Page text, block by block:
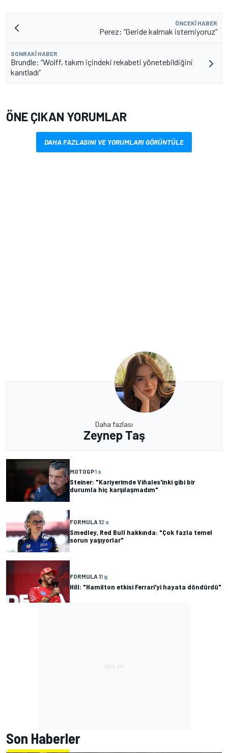
ÖNCEKI HABER
Perez: “Geride kalmak istemiyoruz”
SONRAKI HABER
Brundle: “Wolff, takım içindeki rekabeti yönetebildiğini
kanıtladı”
ÖNE ÇIKAN YORUMLAR
DAHA FAZLASINI VE YORUMLARI GÖRÜNTÜLE
Daha fazlası
Zeynep Taş
MOTOGP1 s
Steiner: "Kariyerimde Viñales'inki gibi bir
durumla hiç karşılaşmadım"
FORMULA 12 s
Smedley, Red Bull hakkında: "Çok fazla temel
sorun yaşıyorlar"
FORMULA 11 g
Hill: "Hamilton etkisi Ferrari'yi hayata döndürdü"
Son Haberler